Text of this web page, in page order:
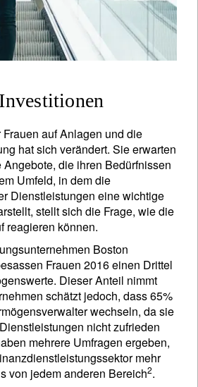
auf Anlagen und die
hat sich verändert. Sie erwarten
die ihren Bedürfnissen
Umfeld, in dem die
Dienstleistungen eine wichtige
stellt sich die Frage, wie die
reagieren können.
Boston
Frauen 2016 einen Drittel
Dieser Anteil nimmt
schätzt jedoch, dass 65%
wechseln, da sie
nicht zufrieden
mehrere Umfragen ergeben,
mehr
von jedem anderen Bereich2.